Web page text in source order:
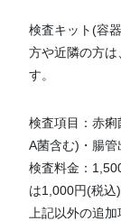
検査キット(容
方や近隣の方
す。
検査項目：赤
A菌含む)・腸
検査料金：
は1,000円(税込)
上記以外の追